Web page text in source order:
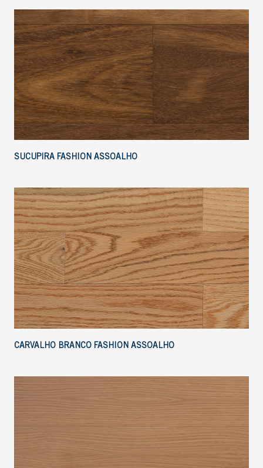
SUCUPIRA FASHION ASSOALHO
CARVALHO BRANCO FASHION ASSOALHO